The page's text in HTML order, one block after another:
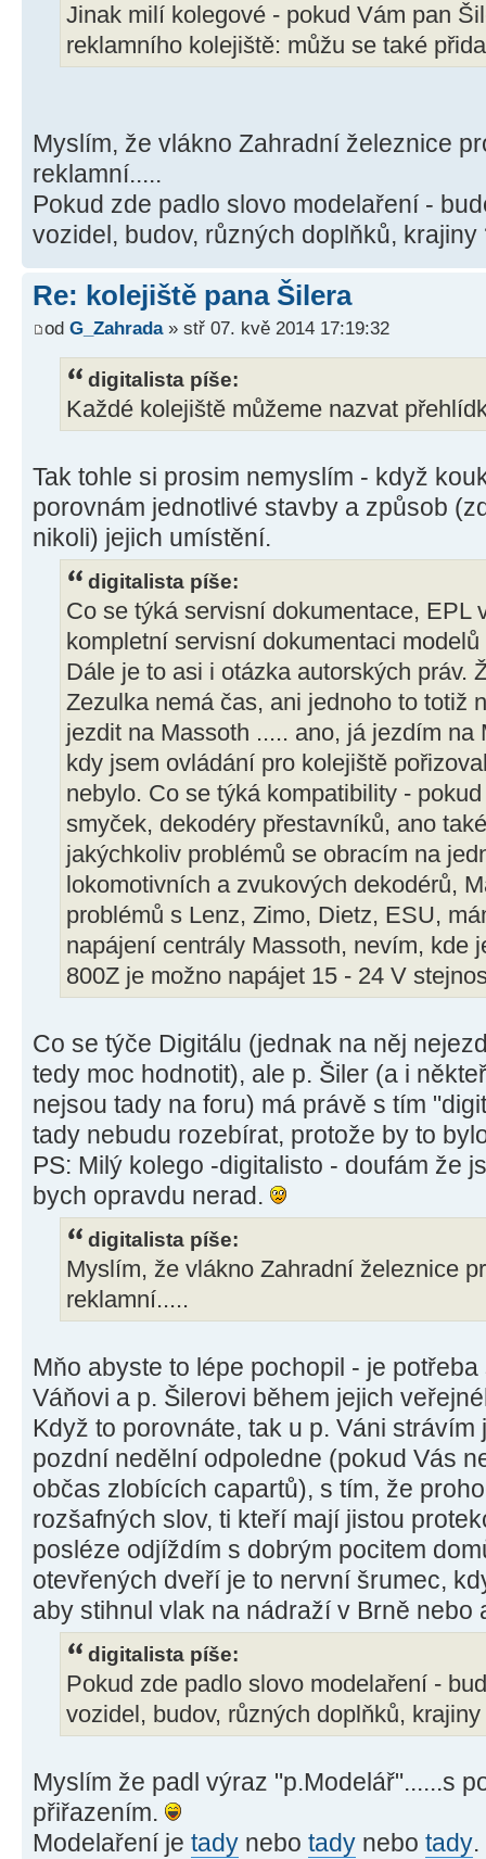
Jinak milí kolegové - pokud Vám pan
reklamního kolejiště: můžu se také
Myslím, že vlákno Zahradní železnice
reklamní.....
Pokud zde padlo slovo modelaření -
vozidel, budov, různých doplňků, krajiny
Re: kolejiště pana Šilera
od G_Zahrada» stř 07. kvě 2014 17:19:32
digitalista píše:
Každé kolejiště můžeme nazvat
Tak tohle si prosim nemyslím - když
porovnám jednotlivé stavby a způsob
nikoli) jejich umístění.
digitalista píše:
Co se týká servisní dokumentace, EPL
kompletní servisní dokumentaci
Dále je to asi i otázka autorských práv.
Zezulka nemá čas, ani jednoho to totiž
jezdit na Massoth ..... ano, já jezdím na
kdy jsem ovládání pro kolejiště
nebylo. Co se týká kompatibility -
smyček, dekodéry přestavníků, ano
jakýchkoliv problémů se obracím na
lokomotivních a zvukových dekodérů,
problémů s Lenz, Zimo, Dietz, ESU,
napájení centrály Massoth, nevím, kde
800Z je možno napájet 15 - 24 V
Co se týče Digitálu (jednak na něj
tedy moc hodnotit), ale p. Šiler (a i
nejsou tady na foru) má právě s tím
tady nebudu rozebírat, protože by to
PS: Milý kolego -digitalisto - doufám že
bych opravdu nerad.
digitalista píše:
Myslím, že vlákno Zahradní železnice
reklamní.....
Mňo abyste to lépe pochopil - je
Váňovi a p. Šilerovi během jejich
Když to porovnáte, tak u p. Váni
pozdní nedělní odpoledne (pokud Vás
občas zlobících capartů), s tím, že
rozšafných slov, ti kteří mají jistou
posléze odjíždím s dobrým pocitem
otevřených dveří je to nervní šrumec,
aby stihnul vlak na nádraží v Brně nebo
digitalista píše:
Pokud zde padlo slovo modelaření -
vozidel, budov, různých doplňků, krajiny
Myslím že padl výraz "p.Modelář"......s
přiřazením.
Modelaření je tady nebo tady nebo tady.